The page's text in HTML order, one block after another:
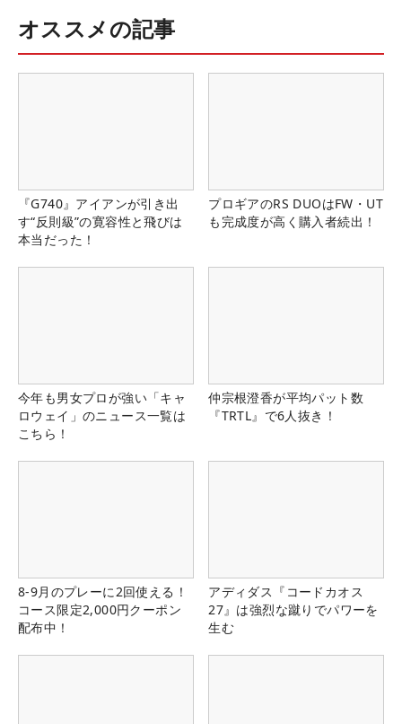
オススメの記事
『G740』アイアンが引き出
す“反則級”の寛容性と飛びは
本当だった！
プロギアのRS DUOはFW・UT
も完成度が高く購入者続出！
今年も男女プロが強い「キャ
ロウェイ」のニュース一覧は
こちら！
仲宗根澄香が平均パット数
『TRTL』で6人抜き！
8-9月のプレーに2回使える！
コース限定2,000円クーポン
配布中！
アディダス『コードカオス
27』は強烈な蹴りでパワーを
生む